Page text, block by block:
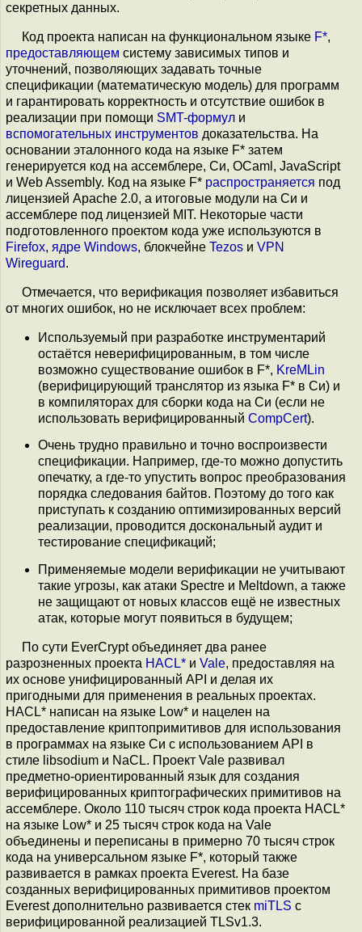
секретных данных.
Код проекта написан на функциональном языке F*,
предоставляющем систему зависимых типов и
уточнений, позволяющих задавать точные
спецификации (математическую модель) для программ
и гарантировать корректность и отсутствие ошибок в
реализации при помощи SMT-формул и
вспомогательных инструментов доказательства. На
основании эталонного кода на языке F* затем
генерируется код на ассемблере, Си, OCaml, JavaScript
и Web Assembly. Код на языке F* распространяется под
лицензией Apache 2.0, а итоговые модули на Си и
ассемблере под лицензией MIT. Некоторые части
подготовленного проектом кода уже используются в
Firefox, ядре Windows, блокчейне Tezos и VPN
Wireguard.
Отмечается, что верификация позволяет избавиться
от многих ошибок, но не исключает всех проблем:
Используемый при разработке инструментарий
остаётся неверифицированным, в том числе
возможно существование ошибок в F*, KreMLin
(верифицирующий транслятор из языка F* в Си) и
в компиляторах для сборки кода на Си (если не
использовать верифицированный CompCert).
Очень трудно правильно и точно воспроизвести
спецификации. Например, где-то можно допустить
опечатку, а где-то упустить вопрос преобразования
порядка следования байтов. Поэтому до того как
приступать к созданию оптимизированных версий
реализации, проводится доскональный аудит и
тестирование спецификаций;
Применяемые модели верификации не учитывают
такие угрозы, как атаки Spectre и Meltdown, а также
не защищают от новых классов ещё не известных
атак, которые могут появиться в будущем;
По сути EverCrypt объединяет два ранее
разрозненных проекта HACL* и Vale, предоставляя на
их основе унифицированный API и делая их
пригодными для применения в реальных проектах.
HACL* написан на языке Low* и нацелен на
предоставление криптопримитивов для использования
в программах на языке Си с использованием API в
стиле libsodium и NaCL. Проект Vale развивал
предметно-ориентированный язык для создания
верифицированных криптографических примитивов на
ассемблере. Около 110 тысяч строк кода проекта HACL*
на языке Low* и 25 тысяч строк кода на Vale
объединены и переписаны в примерно 70 тысяч строк
кода на универсальном языке F*, который также
развивается в рамках проекта Everest. На базе
созданных верифицированных примитивов проектом
Everest дополнительно развивается стек miTLS с
верифицированной реализацией TLSv1.3.